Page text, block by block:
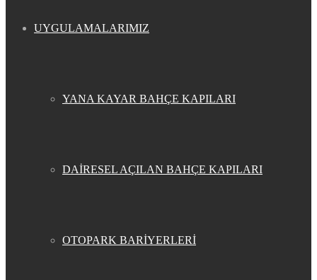
UYGULAMALARIMIZ
YANA KAYAR BAHÇE KAPILARI
DAİRESEL AÇILAN BAHÇE KAPILARI
OTOPARK BARİYERLERİ